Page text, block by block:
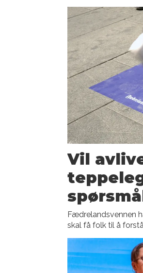
Vil
Fædrelandsvennen
skal få folk til å